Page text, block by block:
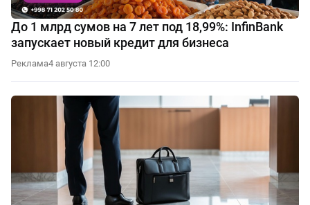
До 1 млрд сумов на 7 лет под 18,99%: InfinBank
запускает новый кредит для бизнеса
Реклама4 августа 12:00